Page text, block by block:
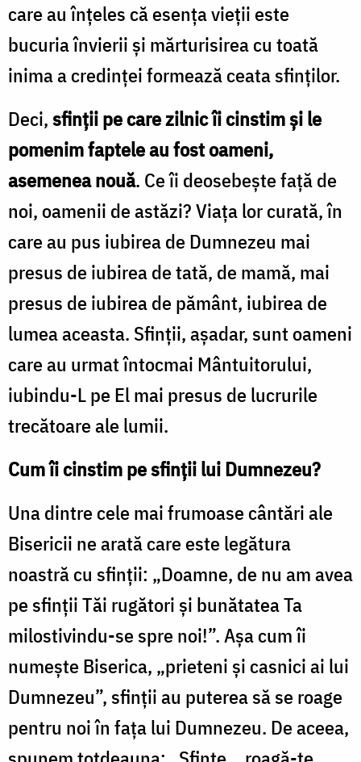
care au înțeles că esența vieții este
bucuria învierii și mărturisirea cu toată
inima a credinței formează ceata sfinților.
Deci,sfinții pe care zilnic îi cinstim și le
pomenim faptele au fost oameni,
asemenea nouă. Ce îi deosebește față de
noi, oamenii de astăzi? Viața lor curată, în
care au pus iubirea de Dumnezeu mai
presus de iubirea de tată, de mamă, mai
presus de iubirea de pământ, iubirea de
lumea aceasta. Sfinţii, așadar, sunt oameni
care au urmat întocmai Mântuitorului,
iubindu-L pe El mai presus de lucrurile
trecătoare ale lumii.
Cum îi cinstim pe sfinții lui Dumnezeu?
Una dintre cele mai frumoase cântări ale
Bisericii ne arată care este legătura
noastră cu sfinții: „Doamne, de nu am avea
pe sfinții Tăi rugători și bunătatea Ta
milostivindu-se spre noi!”. Așa cum îi
numește Biserica, „prieteni și casnici ai lui
Dumnezeu”, sfinții au puterea să se roage
pentru noi în fața lui Dumnezeu. De aceea,